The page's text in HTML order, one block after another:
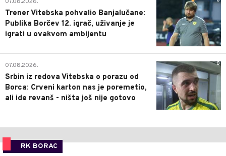
07.08.2026.
Trener Vitebska pohvalio Banjalučane:
Publika Borčev 12. igrač, uživanje je
igrati u ovakvom ambijentu
0
07.08.2026.
Srbin iz redova Vitebska o porazu od
Borca: Crveni karton nas je poremetio,
ali ide revanš - ništa još nije gotovo
RK BORAC